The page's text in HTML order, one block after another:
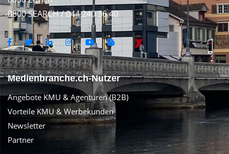
0800 SEARCH / 044 240 36 40
Medienbranche.ch-Nutzer
Angebote KMU & Agenturen (B2B)
Vorteile KMU & Werbekunden
Newsletter
Partner